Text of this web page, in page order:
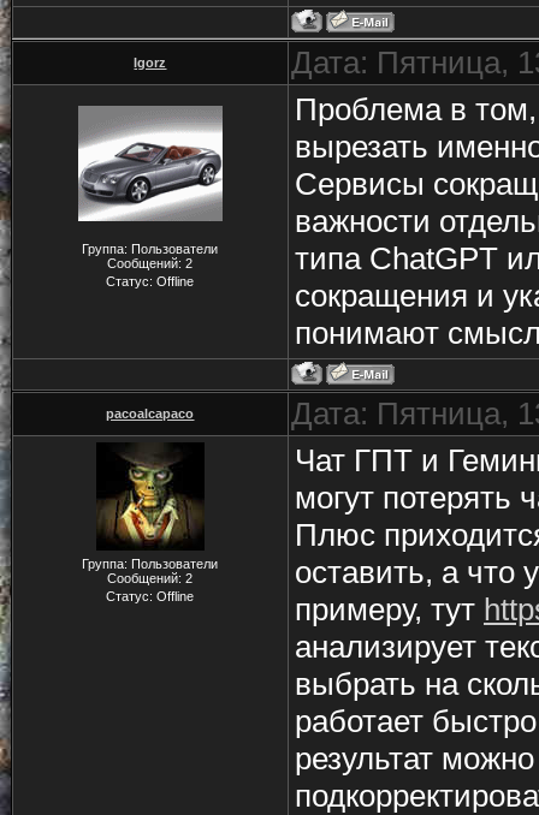
Igorz Дата: Пятница,
Группа: Пользователи
Сообщений:2
Статус:Offline
Проблема в
вырезать
Сервисы
важности
типа ChatGPT
сокращения и
понимают
pacoalcapaco Дата: Пятница,
Группа: Пользователи
Сообщений:2
Статус:Offline
Чат ГПТ и
могут потерять
Плюс
оставить, а что
примеру, тут
анализирует
выбрать на
работает
результат